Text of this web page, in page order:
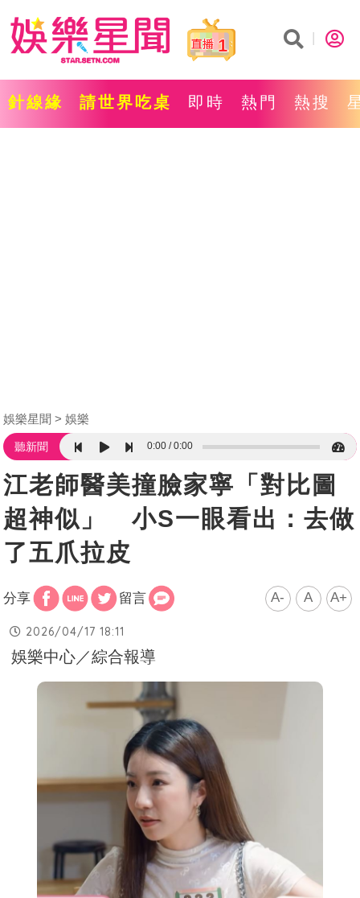
1
針線緣 請世界吃桌 即時 熱門 熱搜
娛樂星聞 娛樂
聽新聞 0:00 0:00
江老師醫美撞臉家寧「對比圖
超神似」 小S一眼看出：去做
了五爪拉皮
分享 留言 A- A A+
2026/04/17 18:11
娛樂中心／綜合報導